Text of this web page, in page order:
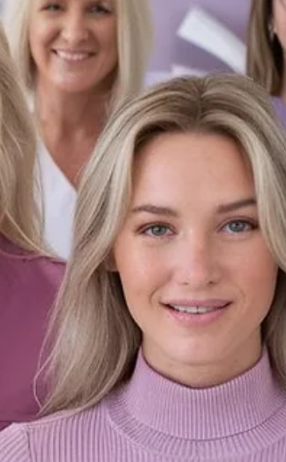
não é magia, é consciência da linguagem do
corpo.